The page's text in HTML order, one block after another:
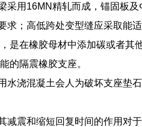
采用16MN精轧而成，锚固板
求；高低跨处变型缝应采取能
是在橡胶母材中添加碳或者其
的隔震橡胶支座。
浇混凝土会人为破坏支座垫
震和缩短回复时间的作用对